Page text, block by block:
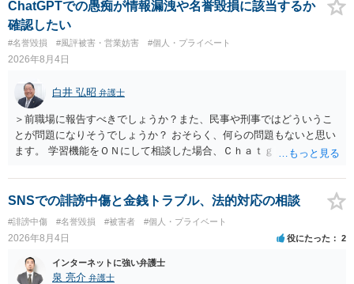
ても失敗する可能性が高いように思われます。 相手を特定できた場
合、相手に全ての弁護士費用を負担させることは可能でしょうか？ →
訴訟外の交渉で相手方が認めれば負担させることができるでしょう。
訴訟で判決となった場合は、実際の弁護士費用が認められる場合と認
められない場合があり何ともいえないところでしょう。
ChatGPTでの愚痴が情報漏洩や名誉毀損に該当するか
確認したい
#名誉毀損 #風評被害・営業妨害 #個人・プライベート
2026年8月4日
白井 弘昭 弁護士
＞前職場に報告すべきでしょうか？また、民事や刑事ではどういうこ
とが問題になりそうでしょうか？ おそらく、何らの問題もないと思い
ます。 学習機能をＯＮにして相談した場合、Ｃｈａｔｇｐｔがｏｐｅ
する可能性がありますが、個人名や会社名を特定していない限り、一
般論として抽象化されて回答に織り込まれる可能性が生じるにすぎま
せんので、その情報自体が、秘密情報に当たるとは思えませんし、名
誉棄損として、個人や会社に対する誹謗中傷の不特定多数への公開に
当たるとも思われません。 もちろん、誰がその内容をｃｈａｔｇｐｔ
に入力したかも第三者にしられることはないので、個人や会社の特定
をせずに書き込んだことで（おそらく特定して書き込んだとして
SNSでの誹謗中傷と金銭トラブル、法的対応の相談
#誹謗中傷 #名誉毀損 #被害者 #個人・プライベート
2026年8月4日 役にたった 2
インターネットに強い弁護士
泉 亮介 弁護士